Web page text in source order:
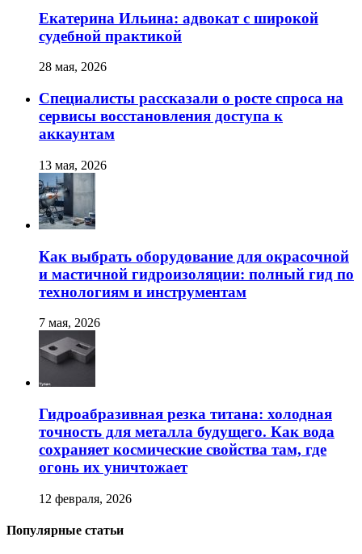
Екатерина Ильина: адвокат с широкой
судебной практикой
28 мая, 2026
Специалисты рассказали о росте спроса на
сервисы восстановления доступа к
аккаунтам
13 мая, 2026
Как выбрать оборудование для окрасочной
и мастичной гидроизоляции: полный гид по
технологиям и инструментам
7 мая, 2026
Гидроабразивная резка титана: холодная
точность для металла будущего. Как вода
сохраняет космические свойства там, где
огонь их уничтожает
12 февраля, 2026
Популярные статьи